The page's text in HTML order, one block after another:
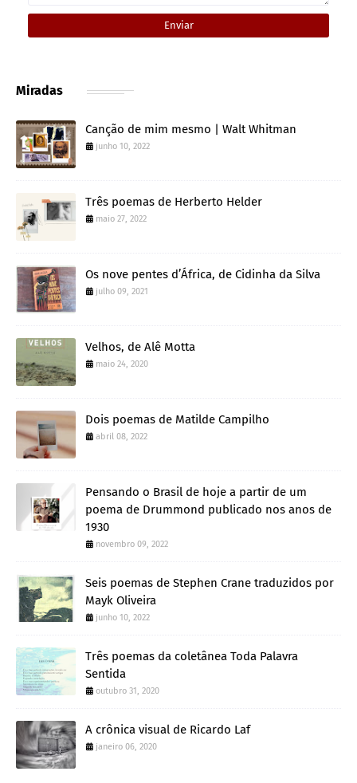
Miradas
Canção de mim mesmo | Walt Whitman
junho 10, 2022
Três poemas de Herberto Helder
maio 27, 2022
Os nove pentes d’África, de Cidinha da Silva
julho 09, 2021
Velhos, de Alê Motta
maio 24, 2020
Dois poemas de Matilde Campilho
abril 08, 2022
Pensando o Brasil de hoje a partir de um
poema de Drummond publicado nos anos de
1930
novembro 09, 2022
Seis poemas de Stephen Crane traduzidos por
Mayk Oliveira
junho 10, 2022
Três poemas da coletânea Toda Palavra
Sentida
outubro 31, 2020
A crônica visual de Ricardo Laf
janeiro 06, 2020